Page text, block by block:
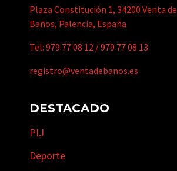
Plaza Constitución 1, 34200 Venta de
Baños, Palencia, España
Tel: 979 77 08 12 /979 77 08 13
registro@ventadebanos.es
DESTACADO
PIJ
Deporte